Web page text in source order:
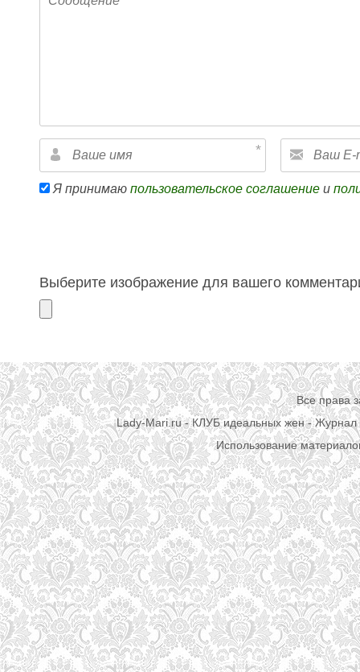
Я принимаю пользовательское соглашение и
Выберите изображение для вашего
Все права
Lady-Mari.ru - КЛУБ идеальных жен - Журнал
Использование